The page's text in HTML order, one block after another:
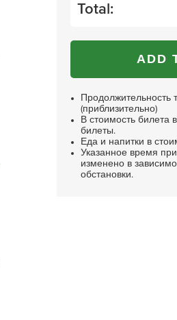
Total:
ADD
Продолжительность
(приблизительно)
В стоимость билета
билеты.
Еда и напитки в
Указанное время
изменено в
обстановки.